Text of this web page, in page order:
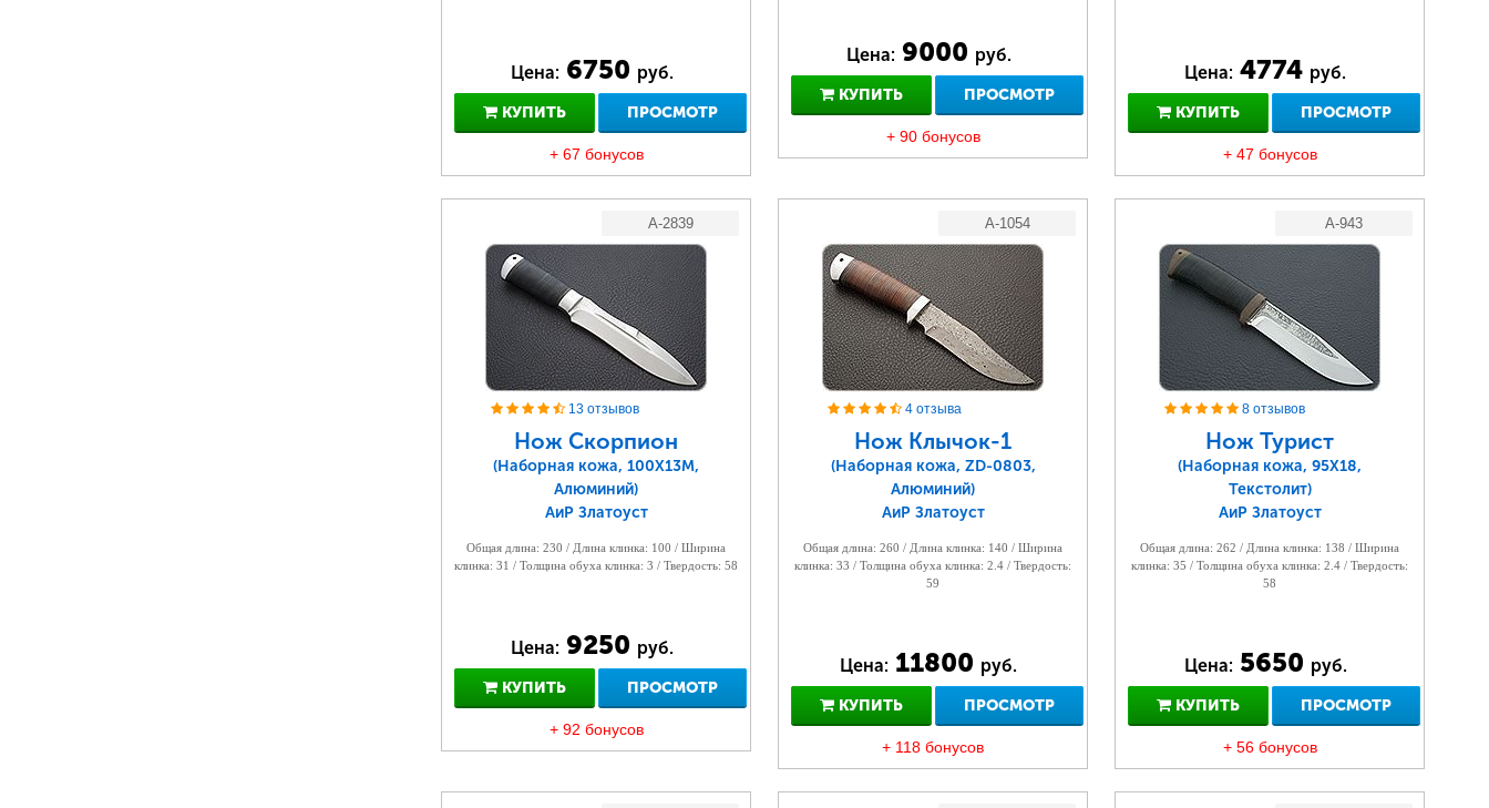
Цена: 6750 руб.
КУПИТЬ ПРОСМОТР
+ 67 бонусов
Цена: 9000 руб.
КУПИТЬ ПРОСМОТР
+ 90 бонусов
Цена: 4774 руб.
КУПИТЬ ПРОСМОТР
+ 47 бонусов
A-2839
13 отзывов
Нож Скорпион
(Наборная кожа, 100Х13М,
Алюминий)
АиР Златоуст
Общая длина: 230 / Длина клинка: 100 / Ширина
клинка: 31 / Толщина обуха клинка: 3 / Твердость: 58
Цена: 9250 руб.
КУПИТЬ ПРОСМОТР
+ 92 бонусов
A-1054
4 отзыва
Нож Клычок-1
(Наборная кожа, ZD-0803,
Алюминий)
АиР Златоуст
Общая длина: 260 / Длина клинка: 140 / Ширина
клинка: 33 / Толщина обуха клинка: 2.4 / Твердость:
59
Цена: 11800 руб.
КУПИТЬ ПРОСМОТР
+ 118 бонусов
A-943
8 отзывов
Нож Турист
(Наборная кожа, 95Х18,
Текстолит)
АиР Златоуст
Общая длина: 262 / Длина клинка: 138 / Ширина
клинка: 35 / Толщина обуха клинка: 2.4 / Твердость:
58
Цена: 5650 руб.
КУПИТЬ ПРОСМОТР
+ 56 бонусов